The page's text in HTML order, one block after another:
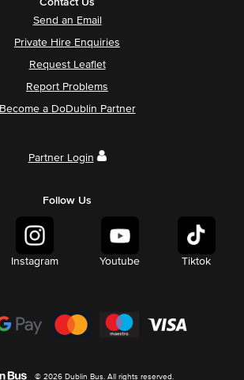
Contact Us
Send an Email
Private Hire Enquiries
Request Leaflet
Report Problems
Become a DoDublin Partner
Partner Login
Follow Us
Instagram Youtube Tiktok
© 2026 Dublin Bus. All rights reserved.